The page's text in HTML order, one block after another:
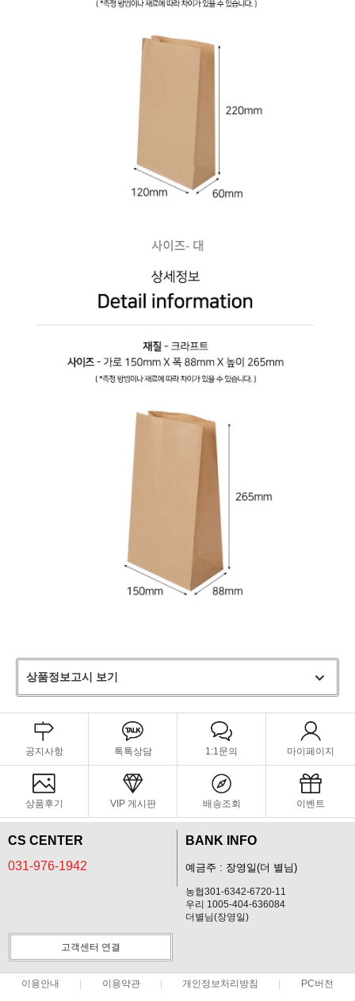
상품정보고시 보기
공지사항 톡톡상담 1:1문의 마이페이지
상품후기 VIP 게시판 배송조회 이벤트
CS CENTER
031-976-1942
BANK INFO
예금주 : 장영일(더 별님)
농협301-6342-6720-11
우리 1005-404-636084
더별님(장영일)
고객센터 연결
이용안내 이용약관 개인정보처리방침 PC버전